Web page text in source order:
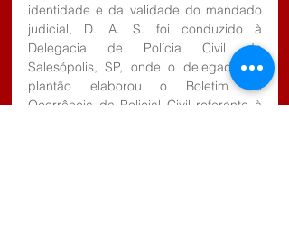
identidade e da validade do mandado
judicial, D. A. S. foi conduzido à
Delegacia de Polícia Civil de
Salesópolis, SP, onde o delegado de
plantão elaborou o Boletim de
Ocorrência da Policial Civil referente à